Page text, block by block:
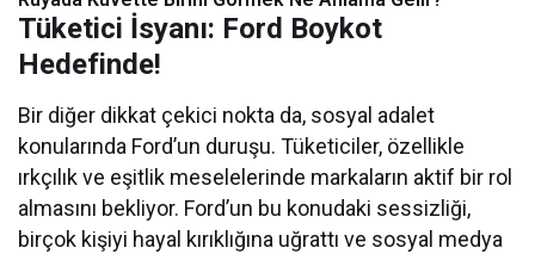
Tüketici İsyanı: Ford Boykot
Hedefinde!
Bir diğer dikkat çekici nokta da, sosyal adalet
konularında Ford’un duruşu. Tüketiciler, özellikle
ırkçılık ve eşitlik meselelerinde markaların aktif bir rol
almasını bekliyor. Ford’un bu konudaki sessizliği,
birçok kişiyi hayal kırıklığına uğrattı ve sosyal medya